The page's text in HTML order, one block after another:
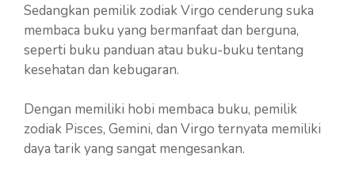
Sedangkan pemilik zodiak Virgo cenderung suka
membaca buku yang bermanfaat dan berguna,
seperti buku panduan atau buku-buku tentang
kesehatan dan kebugaran.
Dengan memiliki hobi membaca buku, pemilik
zodiak Pisces, Gemini, dan Virgo ternyata memiliki
daya tarik yang sangat mengesankan.